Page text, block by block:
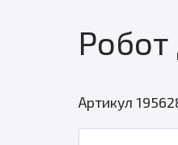
Робот
Артикул